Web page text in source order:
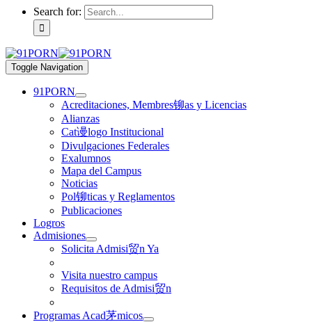
Search for:
Toggle Navigation
91PORN
Acreditaciones, Membres铆as y Licencias
Alianzas
Cat谩logo Institucional
Divulgaciones Federales
Exalumnos
Mapa del Campus
Noticias
Pol铆ticas y Reglamentos
Publicaciones
Logros
Admisiones
Solicita Admisi贸n Ya
Visita nuestro campus
Requisitos de Admisi贸n
Programas Acad茅micos